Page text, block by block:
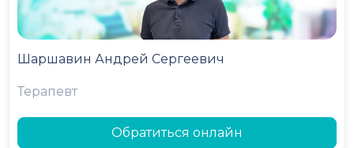
Шаршавин Андрей Сергеевич
Терапевт
Обратиться онлайн